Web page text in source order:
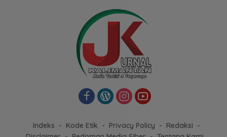
Indeks Kode Etik Privacy Policy
Redaksi